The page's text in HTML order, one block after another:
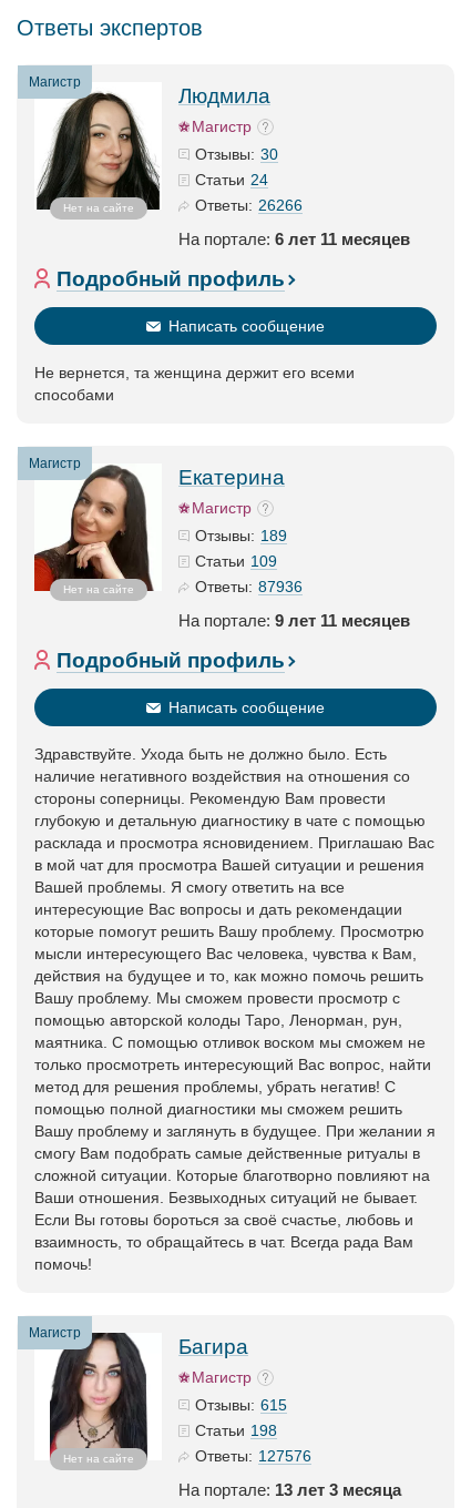
Ответы экспертов
Магистр
Нет на сайте
Людмила
Магистр
Отзывы: 30
Статьи 24
Ответы: 26266
На портале: 6 лет 11 месяцев
Подробный профиль
Написать сообщение
Не вернется, та женщина держит его всеми
способами
Магистр
Нет на сайте
Екатерина
Магистр
Отзывы: 189
Статьи 109
Ответы: 87936
На портале: 9 лет 11 месяцев
Подробный профиль
Написать сообщение
Здравствуйте. Ухода быть не должно было. Есть
наличие негативного воздействия на отношения со
стороны соперницы. Рекомендую Вам провести
глубокую и детальную диагностику в чате с помощью
расклада и просмотра ясновидением. Приглашаю Вас
в мой чат для просмотра Вашей ситуации и решения
Вашей проблемы. Я смогу ответить на все
интересующие Вас вопросы и дать рекомендации
которые помогут решить Вашу проблему. Просмотрю
мысли интересующего Вас человека, чувства к Вам,
действия на будущее и то, как можно помочь решить
Вашу проблему. Мы сможем провести просмотр с
помощью авторской колоды Таро, Ленорман, рун,
маятника. С помощью отливок воском мы сможем не
только просмотреть интересующий Вас вопрос, найти
метод для решения проблемы, убрать негатив! С
помощью полной диагностики мы сможем решить
Вашу проблему и заглянуть в будущее. При желании я
смогу Вам подобрать самые действенные ритуалы в
сложной ситуации. Которые благотворно повлияют на
Ваши отношения. Безвыходных ситуаций не бывает.
Если Вы готовы бороться за своё счастье, любовь и
взаимность, то обращайтесь в чат. Всегда рада Вам
помочь!
Магистр
Нет на сайте
Багира
Магистр
Отзывы: 615
Статьи 198
Ответы: 127576
На портале: 13 лет 3 месяца